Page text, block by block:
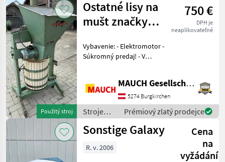
/ Voran
Použitý stroj
Ostatné lisy na
mušt značky
750 €
DPH je
neaplikovateľné
Vybavenie: - Elektromotor -
Súkromný predaj! - V
na vás mohol vyhradiť
dostatok času, prosím,
dohodnite si so
MAUCH Gesellschaft m.b.H. & Co.KG
5274 Burgkirchen
Stroje
ovocinárstva
/ Sonstige
Prémiový zlatý prodejce
Sonstige Galaxy
Cena
na
vyžádání
R. v. 2006